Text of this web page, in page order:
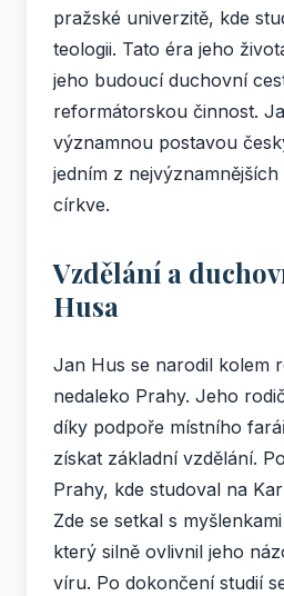
pražské univerzitě, kde
teologii. Tato éra jeho
jeho budoucí duchovní
reformátorskou činnost.
významnou postavou
jedním z
církve.
Vzdělání a
Husa
Jan Hus se narodil kolem
nedaleko Prahy. Jeho
díky podpoře místního
získat základní vzdělání.
Prahy, kde studoval na
Zde se setkal s
který silně ovlivnil jeho
víru. Po dokončení studií